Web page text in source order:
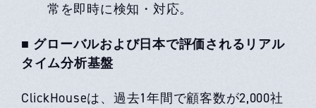
常を即時に検知・対応。
■ グローバルおよび日本で評価されるリアル
タイム分析基盤
ClickHouseは、過去1年間で顧客数が2,000社